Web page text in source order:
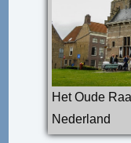
Het Oude
Nederland